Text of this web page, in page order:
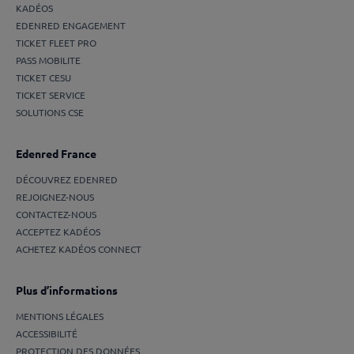
KADÉOS
EDENRED ENGAGEMENT
TICKET FLEET PRO
PASS MOBILITE
TICKET CESU
TICKET SERVICE
SOLUTIONS CSE
Edenred France
DÉCOUVREZ EDENRED
REJOIGNEZ-NOUS
CONTACTEZ-NOUS
ACCEPTEZ KADÉOS
ACHETEZ KADÉOS CONNECT
Plus d’informations
MENTIONS LÉGALES
ACCESSIBILITÉ
PROTECTION DES DONNÉES